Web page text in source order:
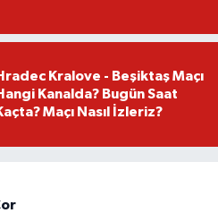
Kralove - Beşiktaş Maçı
Kanalda? Bugün Saat
Maçı Nasıl İzleriz?